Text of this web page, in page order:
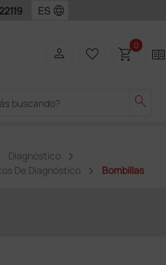
language
search
person favorite_border shopping_cart0 two_pager
Diagnóstico
De Diagnóstico
Bombillas